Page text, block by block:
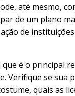
até mesmo,
de um plano
de
é o principal
Verifique se sua
quais as